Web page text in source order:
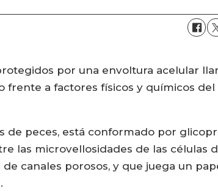
por una envoltura acelular
a factores físicos y químicos
de peces, está conformado por
las microvellosidades de las células
canales porosos, y que juega un